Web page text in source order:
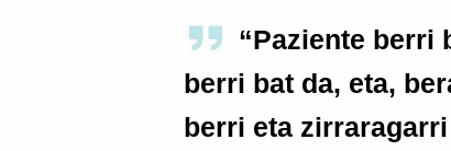
“Paziente berri
berri bat da, eta,
berri eta zirraragarri